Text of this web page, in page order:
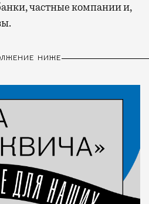
частные компании и,
НИЖЕ